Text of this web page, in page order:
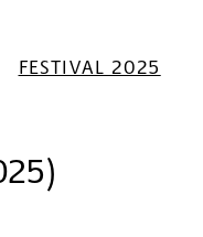
FESTIVAL 2025
)